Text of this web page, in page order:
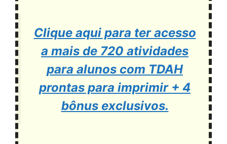
Clique aqui para ter acesso
a mais de 720 atividades
para alunos com TDAH
prontas para imprimir + 4
bônus exclusivos.